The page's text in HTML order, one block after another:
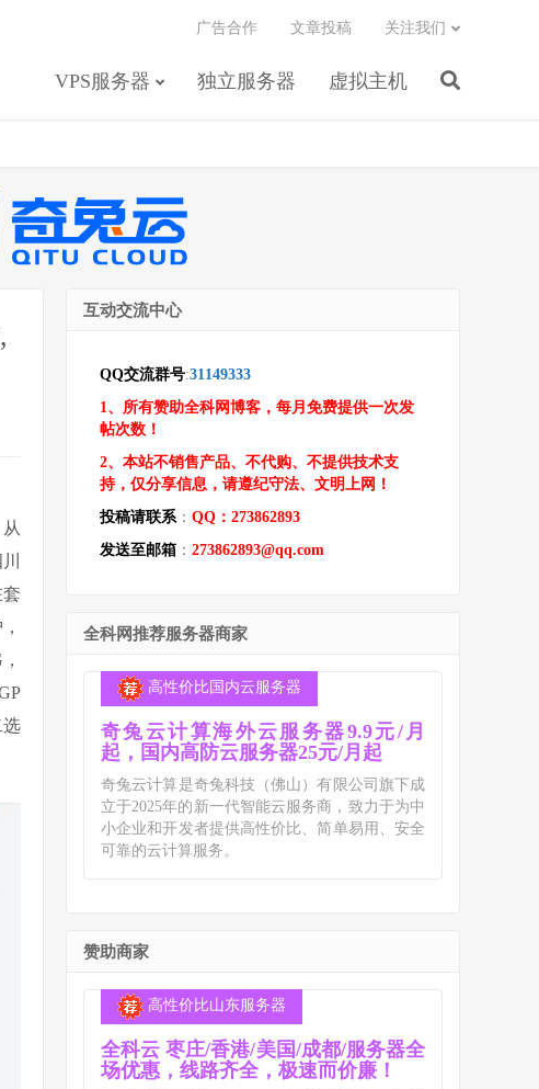
VPS服务器 独立服务器 虚拟主机
广告合作 文章投稿 关注我们
选
互动交流中心
QQ交流群号:31149333
1、所有赞助全科网博客，每月免费提供一次发
帖次数！
2、本站不销售产品、不代购、不提供技术支
持，仅分享信息，请遵纪守法、文明上网！
投稿请联系： QQ：273862893
发送至邮箱 ： 273862893@qq.com
全科网推荐服务器商家
高性价比国内云服务器
奇兔云计算海外云服务器9.9元/月
起，国内高防云服务器25元/月起
奇兔云计算是奇兔科技（佛山）有限公司旗下成
立于2025年的新一代智能云服务商，致力于为中
小企业和开发者提供高性价比、简单易用、安全
可靠的云计算服务。
赞助商家
高性价比山东服务器
全科云 枣庄/香港/美国/成都/服务器全
场优惠，线路齐全，极速而价廉！